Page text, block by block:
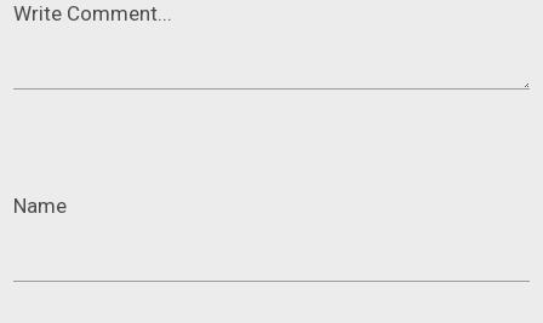
Write Comment...
Name